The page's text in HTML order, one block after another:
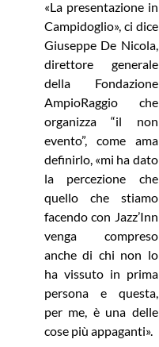
«La presentazione in
Campidoglio», ci dice
Giuseppe De Nicola,
direttore generale
della Fondazione
AmpioRaggio che
organizza “il non
evento”, come ama
definirlo, «mi ha dato
la percezione che
quello che stiamo
facendo con Jazz’Inn
venga compreso
anche di chi non lo
ha vissuto in prima
persona e questa,
per me, è una delle
cose più appaganti».